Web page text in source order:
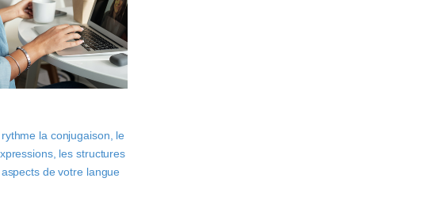
la conjugaison, le
les structures
de votre langue